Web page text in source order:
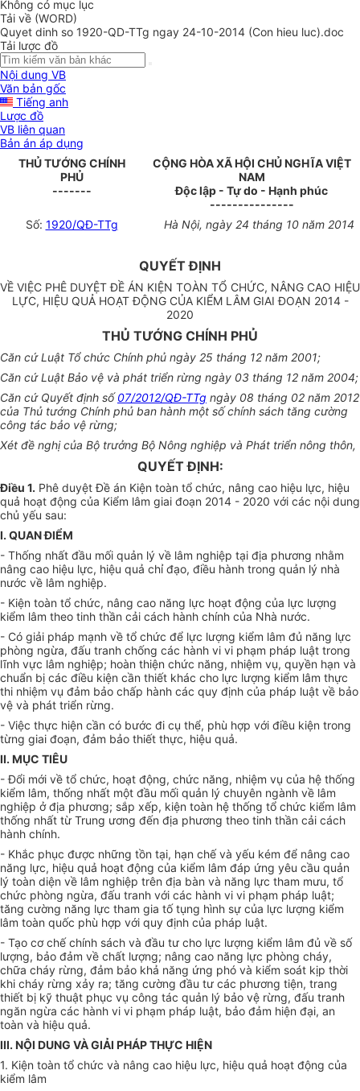
Không có mục lục
Tải về (WORD)
Quyet dinh so 1920-QD-TTg ngay 24-10-2014 (Con hieu luc).doc
Tải lược đồ
Nội dung VB
Văn bản gốc
Tiếng anh
Lược đồ
VB liên quan
Bản án áp dụng
THỦ TƯỚNG CHÍNH
PHỦ
-------
CỘNG HÒA XÃ HỘI CHỦ NGHĨA VIỆT
NAM
Độc lập - Tự do - Hạnh phúc
---------------
Số: 1920/QĐ-TTg Hà Nội, ngày 24 tháng 10 năm 2014
QUYẾT ĐỊNH
VỀ VIỆC PHÊ DUYỆT ĐỀ ÁN KIỆN TOÀN TỔ CHỨC, NÂNG CAO HIỆU
LỰC, HIỆU QUẢ HOẠT ĐỘNG CỦA KIỂM LÂM GIAI ĐOẠN 2014 -
2020
THỦ TƯỚNG CHÍNH PHỦ
Căn cứ Luật Tổ chức Chính phủ ngày 25 tháng 12 năm 2001;
Căn cứ Luật Bảo vệ và phát triển rừng ngày 03 tháng 12 năm 2004;
Căn cứ Quyết định số07/2012/QĐ-TTg ngày 08 tháng 02 năm 2012
của Thủ tướng Chính phủ ban hành một số chính sách tăng cường
công tác bảo vệ rừng;
Xét đề nghị của Bộ trưởng Bộ Nông nghiệp và Phát triển nông thôn,
QUYẾT ĐỊNH:
Điều 1. Phê duyệt Đề án Kiện toàn tổ chức, nâng cao hiệu lực, hiệu
quả hoạt động của Kiểm lâm giai đoạn 2014 - 2020 với các nội dung
chủ yếu sau:
I. QUAN ĐIỂM
- Thống nhất đầu mối quản lý về lâm nghiệp tại địa phương nhằm
nâng cao hiệu lực, hiệu quả chỉ đạo, điều hành trong quản lý nhà
nước về lâm nghiệp.
- Kiện toàn tổ chức, nâng cao năng lực hoạt động của lực lượng
kiểm lâm theo tinh thần cải cách hành chính của Nhà nước.
- Có giải pháp mạnh về tổ chức để lực lượng kiểm lâm đủ năng lực
phòng ngừa, đấu tranh chống các hành vi vi phạm pháp luật trong
lĩnh vực lâm nghiệp; hoàn thiện chức năng, nhiệm vụ, quyền hạn và
chuẩn bị các điều kiện cần thiết khác cho lực lượng kiểm lâm thực
thi nhiệm vụ đảm bảo chấp hành các quy định của pháp luật về bảo
vệ và phát triển rừng.
- Việc thực hiện cần có bước đi cụ thể, phù hợp với điều kiện trong
từng giai đoạn, đảm bảo thiết thực, hiệu quả.
II. MỤC TIÊU
- Đổi mới về tổ chức, hoạt động, chức năng, nhiệm vụ của hệ thống
kiểm lâm, thống nhất một đầu mối quản lý chuyên ngành về lâm
nghiệp ở địa phương; sắp xếp, kiện toàn hệ thống tổ chức kiểm lâm
thống nhất từ Trung ương đến địa phương theo tinh thần cải cách
hành chính.
- Khắc phục được những tồn tại, hạn chế và yếu kém để nâng cao
năng lực, hiệu quả hoạt động của kiểm lâm đáp ứng yêu cầu quản
lý toàn diện về lâm nghiệp trên địa bàn và năng lực tham mưu, tổ
chức phòng ngừa, đấu tranh với các hành vi vi phạm pháp luật;
tăng cường năng lực tham gia tố tụng hình sự của lực lượng kiểm
lâm toàn quốc phù hợp với quy định của pháp luật.
- Tạo cơ chế chính sách và đầu tư cho lực lượng kiểm lâm đủ về số
lượng, bảo đảm về chất lượng; nâng cao năng lực phòng cháy,
chữa cháy rừng, đảm bảo khả năng ứng phó và kiểm soát kịp thời
khi cháy rừng xảy ra; tăng cường đầu tư các phương tiện, trang
thiết bị kỹ thuật phục vụ công tác quản lý bảo vệ rừng, đấu tranh
ngăn ngừa các hành vi vi phạm pháp luật, bảo đảm hiện đại, an
toàn và hiệu quả.
III. NỘI DUNG VÀ GIẢI PHÁP THỰC HIỆN
1. Kiện toàn tổ chức và nâng cao hiệu lực, hiệu quả hoạt động của
kiểm lâm